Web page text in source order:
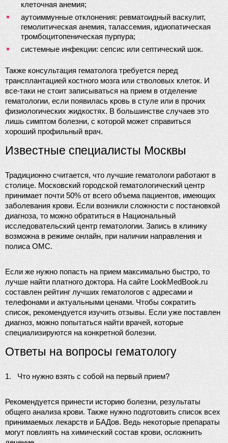
клеточная анемия;
аутоиммунные отклонения: ревматоидный васкулит,
гемолитическая анемия, талассемия, идиопатическая
тромбоцитопеническая пурпура;
системные инфекции: сепсис или септический шок.
Также консультация гематолога требуется перед
трансплантацией костного мозга или стволовых клеток. И
все-таки не стоит записываться на прием в отделение
гематологии, если появилась кровь в стуле или в прочих
физиологических жидкостях. В большинстве случаев это
лишь симптом болезни, с которой может справиться
хороший профильный врач.
Известные специалисты Москвы
Традиционно считается, что лучшие гематологи работают в
столице. Московский городской гематологический центр
принимает почти 50% от всего объема пациентов, имеющих
заболевания крови. Если возникли сложности с постановкой
диагноза, то можно обратиться в Национальный
исследовательский центр гематологии. Запись в клинику
возможна в режиме онлайн, при наличии направления и
полиса ОМС.
Если же нужно попасть на прием максимально быстро, то
лучше найти платного доктора. На сайте LookMedBook.ru
составлен рейтинг лучших гематологов с адресами и
телефонами и актуальными ценами. Чтобы сократить
список, рекомендуется изучить отзывы. Если уже поставлен
диагноз, можно попытаться найти врачей, которые
специализируются на конкретной болезни.
Ответы на вопросы гематологу
1. Что нужно взять с собой на первый прием?
Рекомендуется принести историю болезни, результаты
общего анализа крови. Также нужно подготовить список всех
принимаемых лекарств и БАДов. Ведь некоторые препараты
могут повлиять на химический состав крови, осложнить